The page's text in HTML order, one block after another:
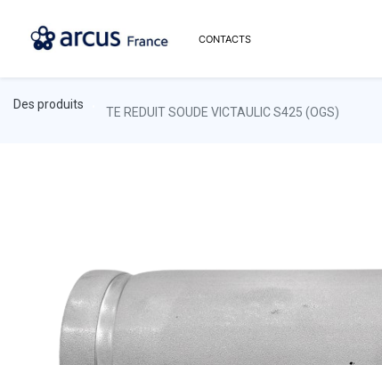
CONTACTS
Des produits
TE REDUIT SOUDE VICTAULIC S425 (OGS)